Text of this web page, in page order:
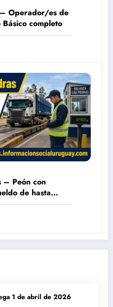
Operador/es de
completo
– Peón con
de hasta
1 de abril de 2026